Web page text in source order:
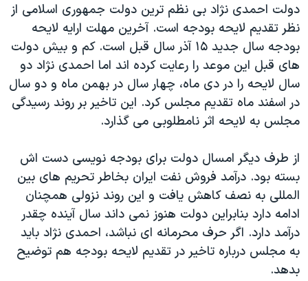
دولت احمدی نژاد بی نظم ترین دولت جمهوری اسلامی از
نظر تقدیم لایحه بودجه است. آخرین مهلت ارایه لایحه
بودجه سال جدید ۱۵ آذر سال قبل است. کم و بیش دولت
های قبل این موعد را رعایت کرده اند اما احمدی نژاد دو
سال لایحه را در دی ماه، چهار سال در بهمن ماه و دو سال
در اسفند ماه تقدیم مجلس کرد. این تاخیر بر روند رسیدگی
مجلس به لایحه اثر نامطلوبی می گذارد.
از طرف دیگر امسال دولت برای بودجه نویسی دست اش
بسته بود. درآمد فروش نفت ایران بخاطر تحریم های بین
المللی به نصف کاهش یافت و این روند نزولی همچنان
ادامه دارد بنابراین دولت هنوز نمی داند سال آینده چقدر
درآمد دارد. اگر حرف محرمانه ای نباشد، احمدی نژاد باید
به مجلس درباره تاخیر در تقدیم لایحه بودجه هم توضیح
بدهد.